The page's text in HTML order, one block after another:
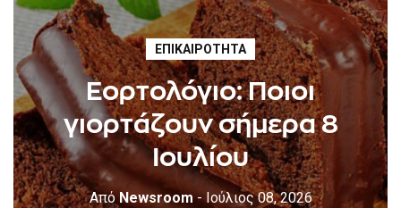
ΕΠΙΚΑΙΡΌΤΗΤΑ
Εορτολόγιο: Ποιοι
γιορτάζουν σήμερα 8
Ιουλίου
ΑπόNewsroom - Ιούλιος 08, 2026